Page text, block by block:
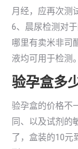
月经，应再次测
6、晨尿检测对
哪里有卖米非司
液均可用于检测。
验孕盒多
验孕盒的价格不
同、以及试剂的
了，盒装的10元